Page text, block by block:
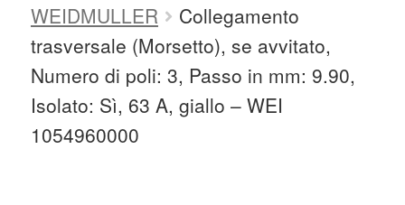
Shop Online
Chi siamo
Preventivo Impianto Elettrico
WEIDMULLER
Collegamento
trasversale (Morsetto), se avvitato,
Numero di poli: 3, Passo in mm: 9.90,
Isolato: Sì, 63 A, giallo – WEI
1054960000